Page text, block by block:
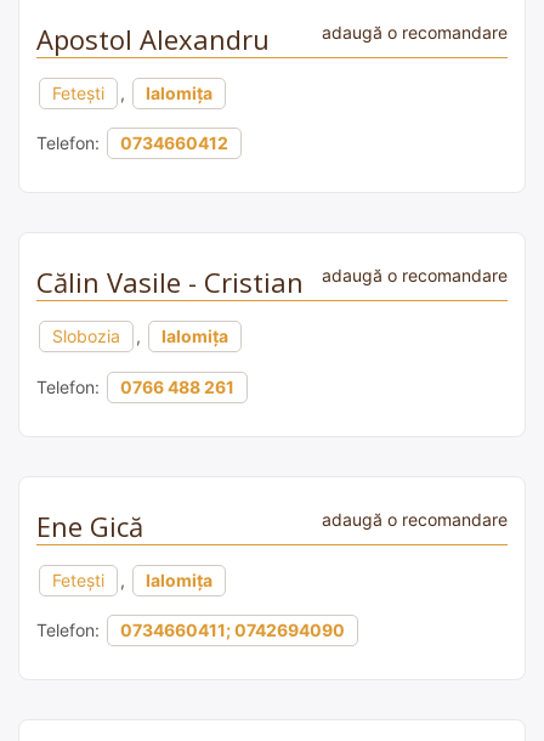
Apostol Alexandru adaugă o recomandare
Fetești , Ialomița
Telefon: 0734660412
Călin Vasile - Cristian adaugă o recomandare
Slobozia , Ialomița
Telefon: 0766 488 261
Ene Gică adaugă o recomandare
Fetești , Ialomița
Telefon: 0734660411; 0742694090